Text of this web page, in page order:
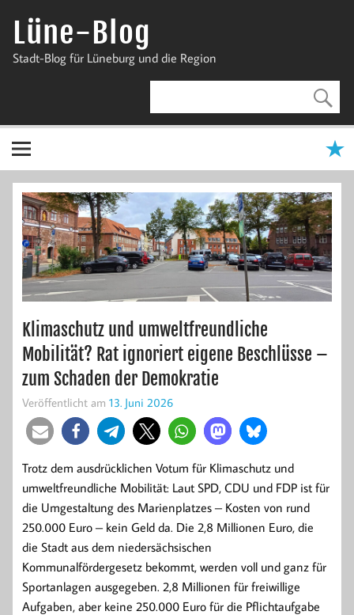
InhaltLüne-Blog
Stadt-Blog für Lüneburg und die Region
Klimaschutz und umweltfreundliche
Mobilität? Rat ignoriert eigene Beschlüsse –
zum Schaden der Demokratie
Veröffentlicht am 13. Juni 2026
Trotz dem ausdrücklichen Votum für Klimaschutz und
umweltfreundliche Mobilität: Laut SPD, CDU und FDP ist für
die Umgestaltung des Marienplatzes – Kosten von rund
250.000 Euro – kein Geld da. Die 2,8 Millionen Euro, die
die Stadt aus dem niedersächsischen
Kommunalfördergesetz bekommt, werden voll und ganz für
Sportanlagen ausgegeben. 2,8 Millionen für freiwillige
Aufgaben, aber keine 250.000 Euro für die Pflichtaufgabe